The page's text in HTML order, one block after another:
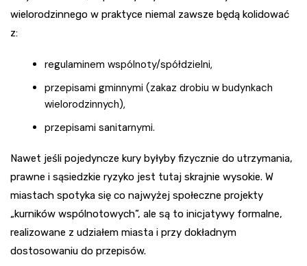
wielorodzinnego w praktyce niemal zawsze będą kolidować
z:
regulaminem wspólnoty/spółdzielni,
przepisami gminnymi (zakaz drobiu w budynkach
wielorodzinnych),
przepisami sanitarnymi.
Nawet jeśli pojedyncze kury byłyby fizycznie do utrzymania,
prawne i sąsiedzkie ryzyko jest tutaj skrajnie wysokie. W
miastach spotyka się co najwyżej społeczne projekty
„kurników wspólnotowych”, ale są to inicjatywy formalne,
realizowane z udziałem miasta i przy dokładnym
dostosowaniu do przepisów.